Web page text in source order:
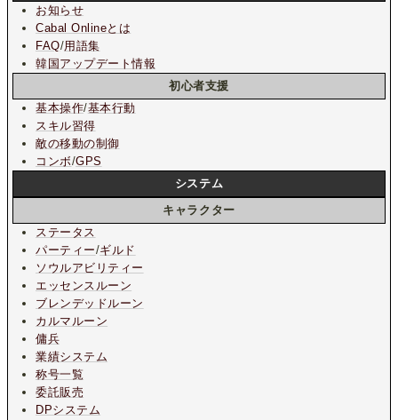
お知らせ
Cabal Onlineとは
FAQ/用語集
韓国アップデート情報
初心者支援
基本操作/基本行動
スキル習得
敵の移動の制御
コンボ/GPS
システム
キャラクター
ステータス
パーティー/ギルド
ソウルアビリティー
エッセンスルーン
ブレンデッドルーン
カルマルーン
傭兵
業績システム
称号一覧
委託販売
DPシステム